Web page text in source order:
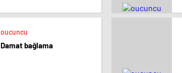
oucuncu
Damat bağlama